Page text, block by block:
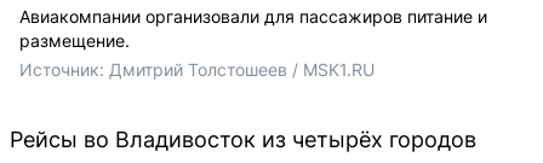
Авиакомпании организовали для пассажиров питание и
размещение.
Источник: Дмитрий Толстошеев / MSK1.RU
Рейсы во Владивосток из четырёх городов